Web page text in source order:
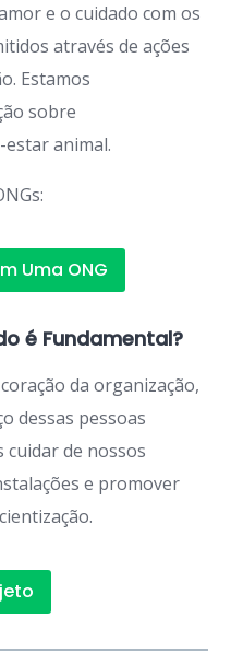
e o cuidado com os
através de ações
Estamos
sobre
animal.
Uma ONG
é Fundamental?
da organização,
dessas pessoas
cuidar de nossos
e promover